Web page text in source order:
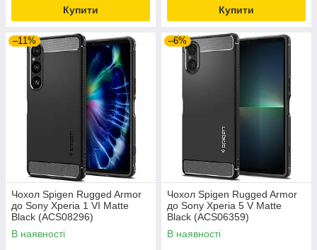
Купити Купити
–11%
Чохол Spigen Rugged Armor
до Sony Xperia 1 VI Matte
Black (ACS08296)
В наявності
–6%
Чохол Spigen Rugged Armor
до Sony Xperia 5 V Matte
Black (ACS06359)
В наявності